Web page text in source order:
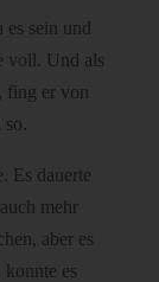
sein und
voll. Und als
fing er von
Es dauerte
mehr
aber es
es